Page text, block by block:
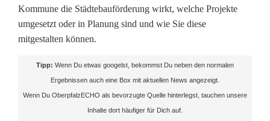
ö
r
Kommune die Städtebauförderung wirkt, welche Projekte
umgesetzt oder in Planung sind und wie Sie diese
mitgestalten können.
Tipp: Wenn Du etwas googelst, bekommst Du neben den normalen
Ergebnissen auch eine Box mit aktuellen News angezeigt.
Wenn Du OberpfalzECHO als bevorzugte Quelle hinterlegst, tauchen unsere
Inhalte dort häufiger für Dich auf.